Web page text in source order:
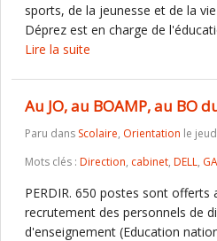
sports, de la jeunesse et de la
Déprez est en charge de
Lire la suite
Au JO, au BOAMP, au BO
Paru dans Scolaire, Orientation le
Mots clés : Direction, cabinet, DELL,
PERDIR. 650 postes sont offerts
recrutement des personnels de
d'enseignement (Education